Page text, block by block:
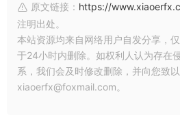
原文链接： https://
注明出处。
本站资源均来自网络用户自发分享，
于24小时内删除。如权利人认为存在
系，我们会及时修改删除，并向您致
xiaoerfx@foxmail.com。